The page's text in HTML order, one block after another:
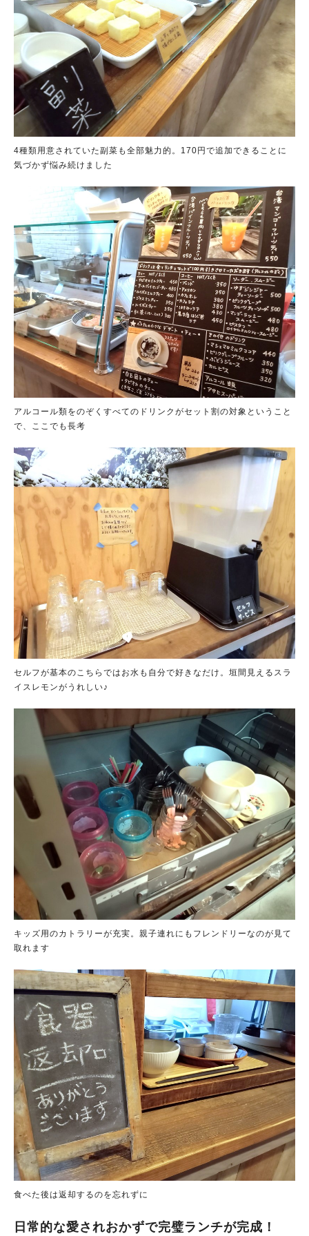
4種類用意されていた副菜も全部魅力的。170円で追加できることに
気づかず悩み続けました
アルコール類をのぞくすべてのドリンクがセット割の対象ということ
で、ここでも長考
セルフが基本のこちらではお水も自分で好きなだけ。垣間見えるスラ
イスレモンがうれしい♪
キッズ用のカトラリーが充実。親子連れにもフレンドリーなのが見て
取れます
食べた後は返却するのを忘れずに
日常的な愛されおかずで完璧ランチが完成！